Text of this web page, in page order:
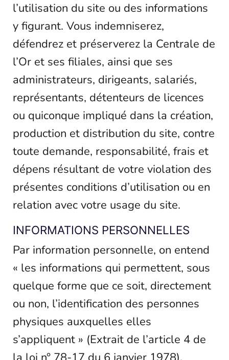
l’utilisation du site ou des informations
y figurant. Vous indemniserez,
défendrez et préserverez la Centrale de
l’Or et ses filiales, ainsi que ses
administrateurs, dirigeants, salariés,
représentants, détenteurs de licences
ou quiconque impliqué dans la création,
production et distribution du site, contre
toute demande, responsabilité, frais et
dépens résultant de votre violation des
présentes conditions d’utilisation ou en
relation avec votre usage du site.
INFORMATIONS PERSONNELLES
Par information personnelle, on entend
« les informations qui permettent, sous
quelque forme que ce soit, directement
ou non, l’identification des personnes
physiques auxquelles elles
s’appliquent » (Extrait de l’article 4 de